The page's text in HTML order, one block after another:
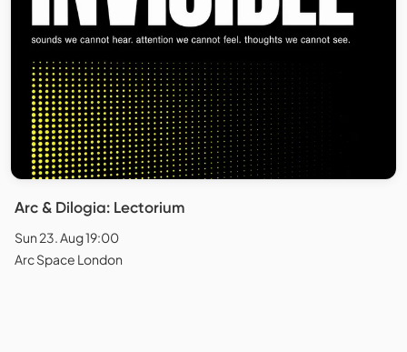
Arc & Dilogia: Lectorium
Sun 23. Aug 19:00
Arc Space London